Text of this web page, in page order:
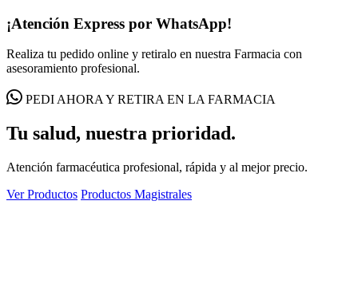
¡Atención Express por WhatsApp!
Realiza tu pedido online y retiralo en nuestra Farmacia con
asesoramiento profesional.
PEDI AHORA Y RETIRA EN LA FARMACIA
Tu salud, nuestra prioridad.
Atención farmacéutica profesional, rápida y al mejor precio.
Ver Productos Productos Magistrales